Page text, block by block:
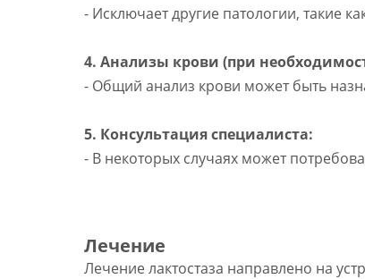
- Исключает другие патологии, такие
4. Анализы крови (при
- Общий анализ крови может быть
5. Консультация специалиста:
- В некоторых случаях может
Лечение
Лечение лактостаза направлено на